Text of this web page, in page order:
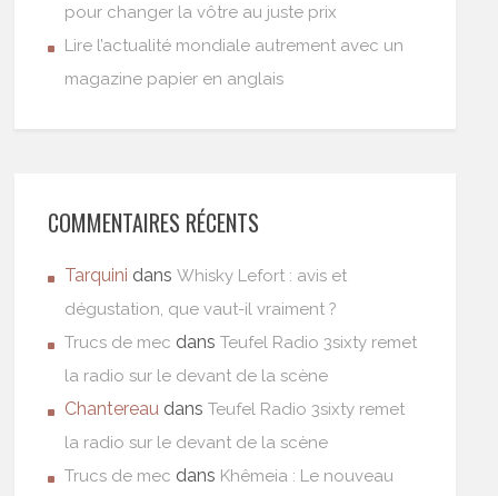
pour changer la vôtre au juste prix
Lire l’actualité mondiale autrement avec un
magazine papier en anglais
COMMENTAIRES RÉCENTS
Tarquini dansWhisky Lefort : avis et
dégustation, que vaut-il vraiment ?
Trucs de mec dansTeufel Radio 3sixty remet
la radio sur le devant de la scène
Chantereau dansTeufel Radio 3sixty remet
la radio sur le devant de la scène
Trucs de mec dans Khêmeia : Le nouveau